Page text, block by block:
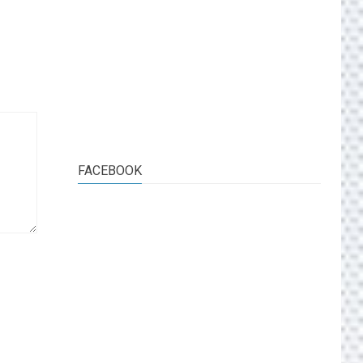
FACEBOOK